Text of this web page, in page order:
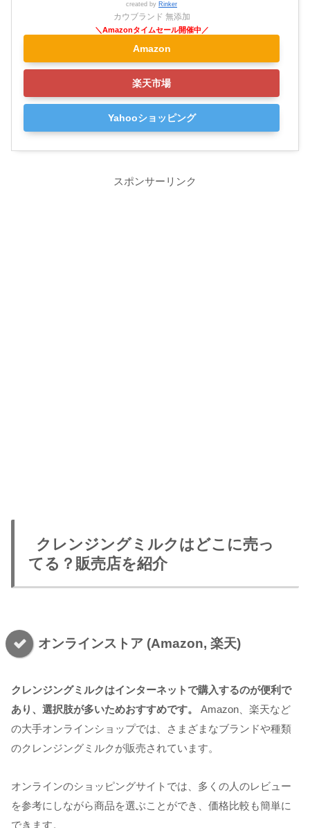
created by Rinker
カウブランド 無添加
Amazon
楽天市場
Yahooショッピング
スポンサーリンク
クレンジングミルクはどこに売っ
てる？販売店を紹介
オンラインストア (Amazon, 楽天)
クレンジングミルクはインターネットで購入するのが便利で
あり、選択肢が多いためおすすめです。
Amazon、楽天など
の大手オンラインショップでは、さまざまなブランドや種類
のクレンジングミルクが販売されています。
オンラインのショッピングサイトでは、多くの人のレビュー
を参考にしながら商品を選ぶことができ、価格比較も簡単に
できます。